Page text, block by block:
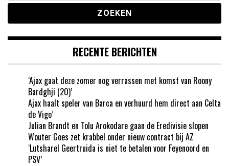
RECENTE BERICHTEN
‘Ajax gaat deze zomer nog verrassen met komst van Roony
Bardghji (20)’
Ajax haalt speler van Barca en verhuurd hem direct aan Celta
de Vigo’
Julian Brandt en Tolu Arokodare gaan de Eredivisie slopen
Wouter Goes zet krabbel onder nieuw contract bij AZ
‘Lutsharel Geertruida is niet te betalen voor Feyenoord en
PSV’